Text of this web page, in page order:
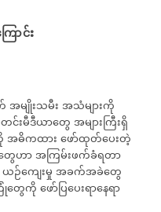
ောင်း
မျိုးသမီး အသံများကို
းမီဒီယာတွေ အများကြီးရှိ
ဓိကထား ဖော်ထုတ်ပေးတဲ့
ေဟာ အကြမ်းဖက်ခံရတာ
ယဉ်ကျေးမှု အခက်အခဲတွေ
ကို ဖော်ပြပေးရာနေရာ